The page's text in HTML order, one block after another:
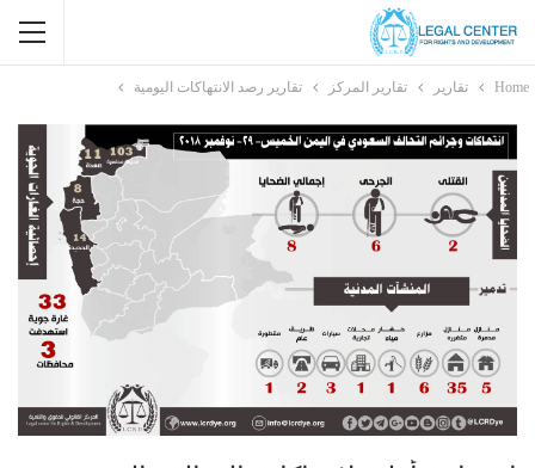
Home تقارير تقارير المركز تقارير رصد الانتهاكات اليومية